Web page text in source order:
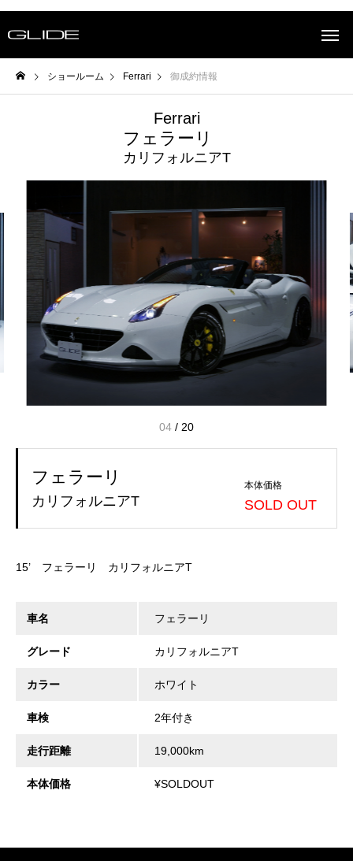
ショールーム Ferrari 御成約情報
Ferrari
フェラーリ
カリフォルニアT
04 / 20
フェラーリ
カリフォルニアT
本体価格
SOLD OUT
15’ フェラーリ カリフォルニアT
車名 フェラーリ
グレード カリフォルニアT
カラー ホワイト
車検 2年付き
走行距離 19,000km
本体価格 ¥SOLDOUT